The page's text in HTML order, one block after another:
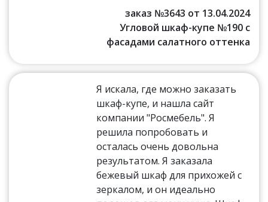
заказ №3643 от 13.04.2024
Угловой шкаф-купе №190 с
фасадами салатного оттенка
Я искала, где можно заказать
шкаф-купе, и нашла сайт
компании "Росмебель". Я
решила попробовать и
осталась очень довольна
результатом. Я заказала
бежевый шкаф для прихожей с
зеркалом, и он идеально